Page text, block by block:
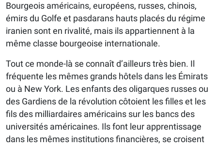
Bourgeois américains, européens, russes, chinois,
émirs du Golfe et pasdarans hauts placés du régime
iranien sont en rivalité, mais ils appartiennent à la
même classe bourgeoise internationale.
Tout ce monde-là se connaît d’ailleurs très bien. Il
fréquente les mêmes grands hôtels dans les Émirats
ou à New York. Les enfants des oligarques russes ou
des Gardiens de la révolution côtoient les filles et les
fils des milliardaires américains sur les bancs des
universités américaines. Ils font leur apprentissage
dans les mêmes institutions financières, se croisent